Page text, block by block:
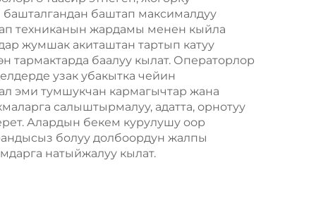
башталгандан баштап максималдуу
техниканын жардамы менен кыйла
жумшак акиташтан тартып катуу
тармактарда баалуу кылат. Операторлор
узак убакытка чейин
эми тумшукчан кармагычтар жана
салыштырмалуу, адатта, орнотуу
Алардын бекем курулушу оор
болуу долбоордун жалпы
натыйжалуу кылат.